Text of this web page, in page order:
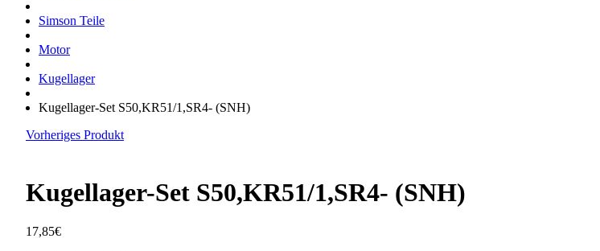
Simson Teile
Motor
Kugellager
Kugellager-Set S50,KR51/1,SR4- (SNH)
Vorheriges Produkt
Kugellager-Set S50,KR51/1,SR4- (SNH)
17,85€